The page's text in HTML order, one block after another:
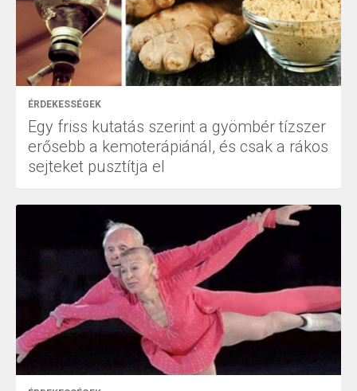
ÉRDEKESSÉGEK
Egy friss kutatás szerint a gyömbér tízszer
erősebb a kemoterápiánál, és csak a rákos
sejteket pusztítja el